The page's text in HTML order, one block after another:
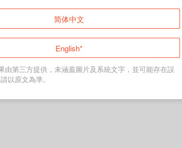
返回首頁
简体中文
English*
由第三方提供，未涵蓋圖片及系統文字，並可能存在誤
以原文為準。